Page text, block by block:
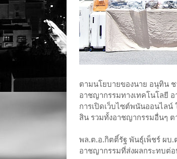
ตามนโยบายของนาย อนุทิน
อาชญากรรมทางเทคโนโลยี อ
การเปิดเว็บไซต์พนันออนไล
สิน รวมทั้งอาชญากรรมอื่นๆ
พล.ต.อ.กิตติ์รัฐ พันธุ์เพ็ชร์ ผบ.
อาชญากรรมที่ส่งผลกระทบต่